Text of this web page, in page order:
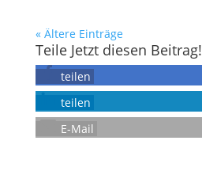
« Ältere Einträge
Teile Jetzt diesen Beitrag!
teilen
teilen
E-Mail